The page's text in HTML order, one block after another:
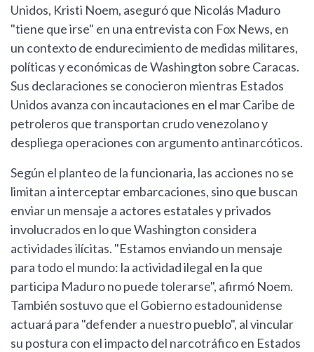
Unidos, Kristi Noem, aseguró que Nicolás Maduro
"tiene que irse" en una entrevista con Fox News, en
un contexto de endurecimiento de medidas militares,
políticas y económicas de Washington sobre Caracas.
Sus declaraciones se conocieron mientras Estados
Unidos avanza con incautaciones en el mar Caribe de
petroleros que transportan crudo venezolano y
despliega operaciones con argumento antinarcóticos.
Según el planteo de la funcionaria, las acciones no se
limitan a interceptar embarcaciones, sino que buscan
enviar un mensaje a actores estatales y privados
involucrados en lo que Washington considera
actividades ilícitas. "Estamos enviando un mensaje
para todo el mundo: la actividad ilegal en la que
participa Maduro no puede tolerarse", afirmó Noem.
También sostuvo que el Gobierno estadounidense
actuará para "defender a nuestro pueblo", al vincular
su postura con el impacto del narcotráfico en Estados